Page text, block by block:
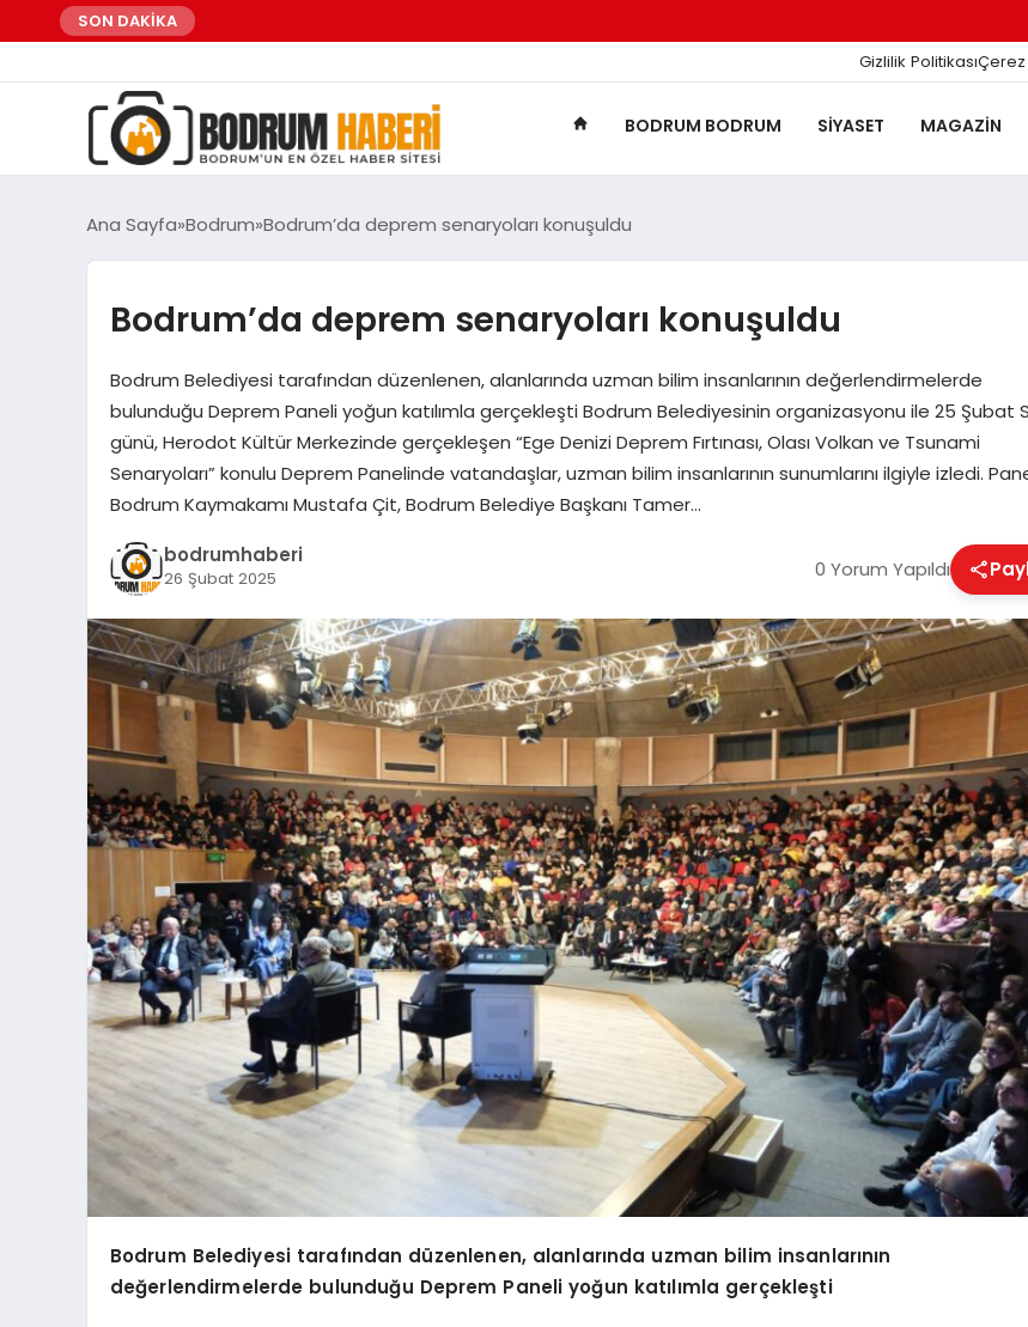
SON DAKİKA
Gizlilik PolitikasıÇerez
BODRUM BODRUM SIYASET MAGAZIN
Ana Sayfa Bodrum Bodrum’da deprem senaryoları konuşuldu
Bodrum’da deprem senaryoları konuşuldu
Bodrum Belediyesi tarafından düzenlenen, alanlarında uzman bilim insanlarının değerlendirmelerde
bulunduğu Deprem Paneli yoğun katılımla gerçekleşti Bodrum Belediyesinin organizasyonu ile 25 Şubat
günü, Herodot Kültür Merkezinde gerçekleşen “Ege Denizi Deprem Fırtınası, Olası Volkan ve Tsunami
Senaryoları” konulu Deprem Panelinde vatandaşlar, uzman bilim insanlarının sunumlarını ilgiyle izledi.
Bodrum Kaymakamı Mustafa Çit, Bodrum Belediye Başkanı Tamer…
bodrumhaberi
26 Şubat 2025 0 Yorum Yapıldı
Bodrum Belediyesi tarafından düzenlenen, alanlarında uzman bilim insanlarının
değerlendirmelerde bulunduğu Deprem Paneli yoğun katılımla gerçekleşti